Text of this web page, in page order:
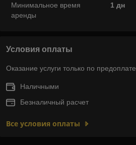
Минимальное время
аренды
1 дн
Условия оплаты
Оказание услуги только по предоплате.
Наличными
Безналичный расчет
Все условия оплаты